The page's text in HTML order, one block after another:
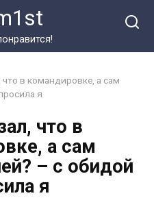
что в командировке, а сам
я
что в
а сам
– с обидой
я